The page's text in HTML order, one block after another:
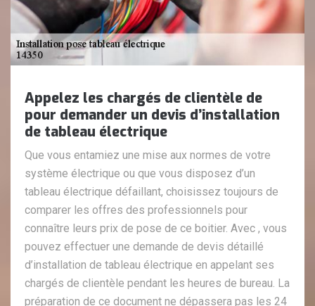
Appelez les chargés de clientèle de
pour demander un devis d’installation
de tableau électrique
Que vous entamiez une mise aux normes de votre
système électrique ou que vous disposez d’un
tableau électrique défaillant, choisissez toujours de
comparer les offres des professionnels pour
connaître leurs prix de pose de ce boitier. Avec , vous
pouvez effectuer une demande de devis détaillé
d’installation de tableau électrique en appelant ses
chargés de clientèle pendant les heures de bureau. La
préparation de ce document ne dépassera pas les 24